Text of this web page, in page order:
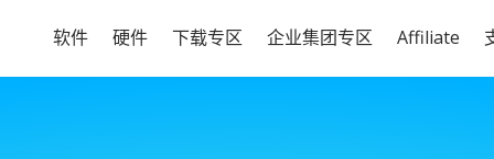
软件 硬件 下载专区 企业集团专区 Affiliate